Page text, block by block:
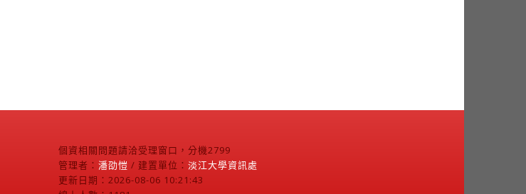
個資相關問題請洽受理窗口，分機2799
管理者： 潘劭愷 / 建置單位： 淡江大學資訊處
更新日期：2026-08-06 10:21:43